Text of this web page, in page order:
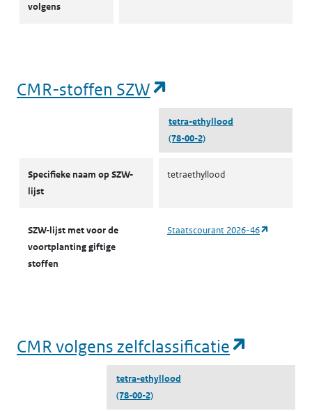
volgens
CMR-stoffen SZW
tetra-ethyllood
(78-00-2)
Specifieke naam op SZW-
lijst
tetraethyllood
SZW-lijst met voor de
voortplanting giftige
stoffen
Staatscourant 2026-46
CMR volgens zelfclassificatie
tetra-ethyllood
(78-00-2)